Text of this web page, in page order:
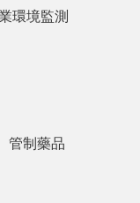
環境監測
管制藥品